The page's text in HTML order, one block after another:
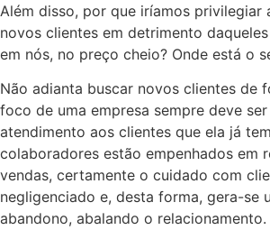
Além disso, por que iríamos privilegiar
novos clientes em detrimento
em nós, no preço cheio? Onde está o
Não adianta buscar novos clientes de
foco de uma empresa sempre deve
atendimento aos clientes que ela já
colaboradores estão empenhados em
vendas, certamente o cuidado com
negligenciado e, desta forma, gera-se
abandono, abalando o relacionamento.